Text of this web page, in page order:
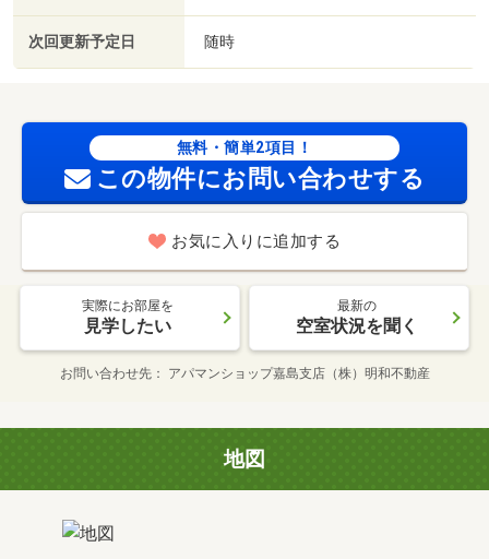
次回更新予定日 随時
無料・簡単2項目！
この物件にお問い合わせする
お気に入りに追加する
実際にお部屋を
見学したい
最新の
空室状況を聞く
お問い合わせ先 アパマンショップ嘉島支店（株）明和不動産
地図